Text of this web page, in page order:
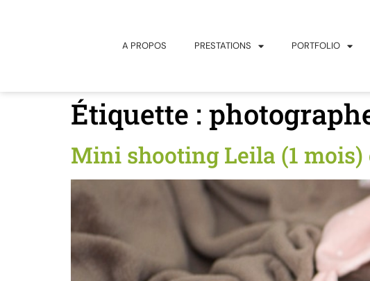
A PROPOS PRESTATIONS PORTFOLIO
Étiquette :
Mini shooting Leila (1 mois)